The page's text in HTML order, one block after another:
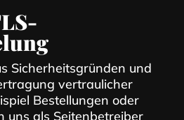
Sicherheitsgründen und
vertraulicher
Bestellungen oder
uns als Seitenbetreiber